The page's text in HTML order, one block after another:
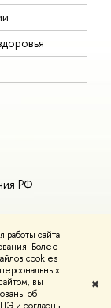
сайта
Более
cookies
вы
об
✖
РФ